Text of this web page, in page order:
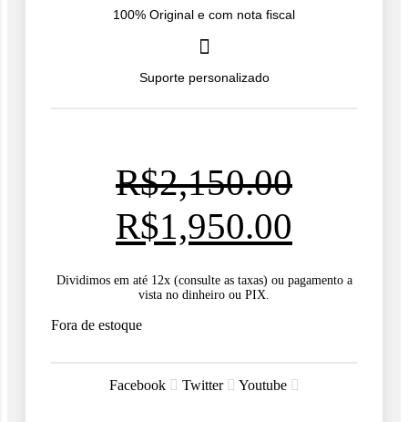
100% Original e com nota fiscal
Suporte personalizado
R$2,150.00
O
preço
original
R$2,150.00.
R$1,950.00
preço
Dividimos em até 12x (consulte as taxas) ou pagamento a
vista no dinheiro ou PIX.
Fora de estoque
Facebook Twitter Youtube